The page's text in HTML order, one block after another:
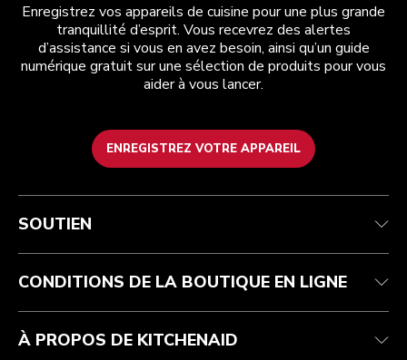
Enregistrez vos appareils de cuisine pour une plus grande
tranquillité d’esprit. Vous recevrez des alertes
d’assistance si vous en avez besoin, ainsi qu’un guide
numérique gratuit sur une sélection de produits pour vous
aider à vous lancer.
ENREGISTREZ VOTRE APPAREIL
Service après-vente
Contactez-nous
Réparation autorisée
Résidents du Québec
Conditions d’utilisation
Retours et remboursements
Aide relative au produit
La marque
Affiliation
SOUTIEN
CONDITIONS DE LA BOUTIQUE EN LIGNE
À PROPOS DE KITCHENAID